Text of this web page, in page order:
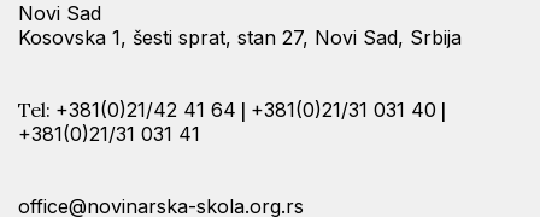
Novi Sad
Kosovska 1, šesti sprat, stan 27, Novi Sad, Srbija
Tel: +381(0)21/42 41 64 | +381(0)21/31 031 40 |
+381(0)21/31 031 41
office@novinarska-skola.org.rs